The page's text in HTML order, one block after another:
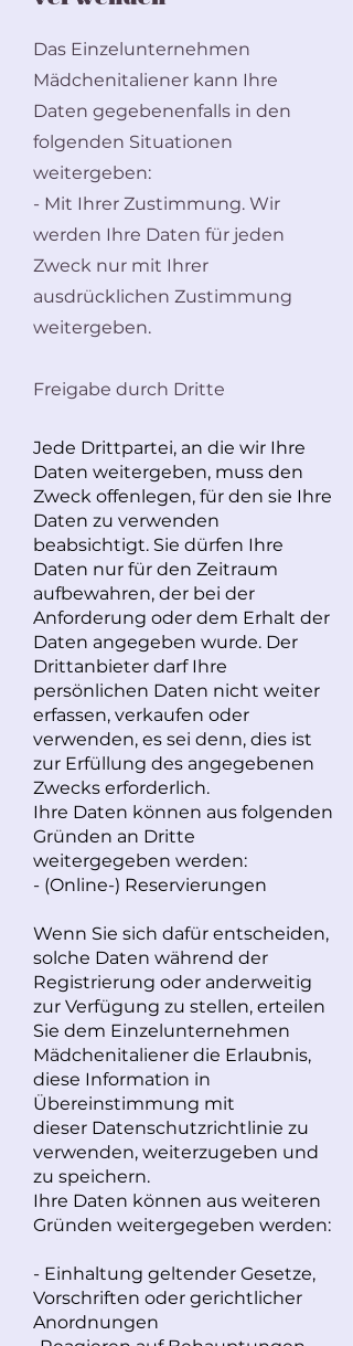
Das Einzelunternehmen
Mädchenitaliener kann Ihre
Daten gegebenenfalls in den
folgenden Situationen
weitergeben:
- Mit Ihrer Zustimmung. Wir
werden Ihre Daten für jeden
Zweck nur mit Ihrer
ausdrücklichen Zustimmung
weitergeben.
Freigabe durch Dritte
Jede Drittpartei, an die wir Ihre
Daten weitergeben, muss den
Zweck offenlegen, für den sie Ihre
Daten zu verwenden
beabsichtigt. Sie dürfen Ihre
Daten nur für den Zeitraum
aufbewahren, der bei der
Anforderung oder dem Erhalt der
Daten angegeben wurde. Der
Drittanbieter darf Ihre
persönlichen Daten nicht weiter
erfassen, verkaufen oder
verwenden, es sei denn, dies ist
zur Erfüllung des angegebenen
Zwecks erforderlich.
Ihre Daten können aus folgenden
Gründen an Dritte
weitergegeben werden:
- (Online-) Reservierungen
Wenn Sie sich dafür entscheiden,
solche Daten während der
Registrierung oder anderweitig
zur Verfügung zu stellen, erteilen
Sie dem Einzelunternehmen
Mädchenitaliener die Erlaubnis,
diese Information in
Übereinstimmung mit
dieser Datenschutzrichtlinie zu
verwenden, weiterzugeben und
zu speichern.
Ihre Daten können aus weiteren
Gründen weitergegeben werden:
- Einhaltung geltender Gesetze,
Vorschriften oder gerichtlicher
Anordnungen